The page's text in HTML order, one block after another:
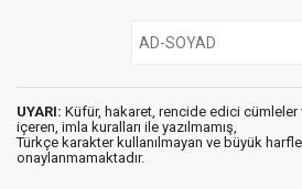
UYARI: Küfür, hakaret, rencide edici cümleler
içeren, imla kuralları ile yazılmamış,
Türkçe karakter kullanılmayan ve büyük
onaylanmamaktadır.